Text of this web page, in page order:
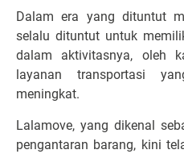
Dalam era yang dituntut
selalu dituntut untuk
dalam aktivitasnya, oleh
layanan transportasi
meningkat.
Lalamove, yang dikenal
pengantaran barang, kini